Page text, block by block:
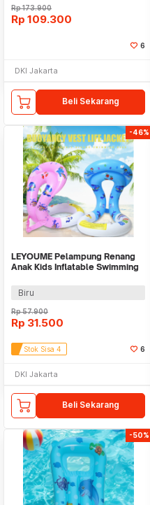
Rp173.900
Rp 109.300
6
DKI Jakarta
Beli Sekarang
-46%
LEYOUME Pelampung Renang
Anak Kids Inflatable Swimming
Biru
Rp57.900
Rp 31.500
Stok Sisa 4 6
DKI Jakarta
Beli Sekarang
-50%